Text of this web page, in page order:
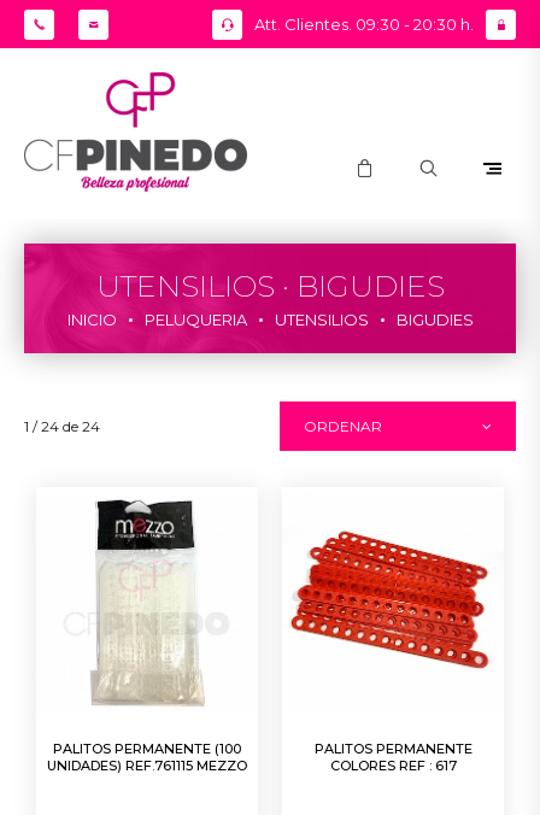
Att. Clientes. 09:30 - 20:30 h.
UTENSILIOS · BIGUDIES
INICIO PELUQUERIA UTENSILIOS BIGUDIES
1 / 24 de 24 ORDENAR
PALITOS PERMANENTE (100
UNIDADES) REF.761115 MEZZO
PALITOS PERMANENTE
COLORES REF : 617